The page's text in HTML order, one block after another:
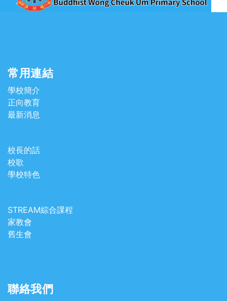
常用連結
學校簡介
正向教育
最新消息
校長的話
校歌
學校特色
STREAM綜合課程
家教會
舊生會
聯絡我們